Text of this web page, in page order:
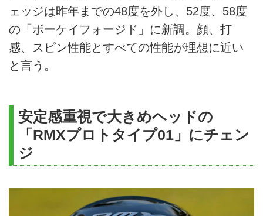
ェッジは昨年までの48度を外し、52度、58度
の「ボーケイフォージド」に新調。顔、打
感、スピン性能とすべての性能が理想に近い
と言う。
安定感重視で大きめヘッドの
「RMXプロトタイプ01」にチェン
ジ